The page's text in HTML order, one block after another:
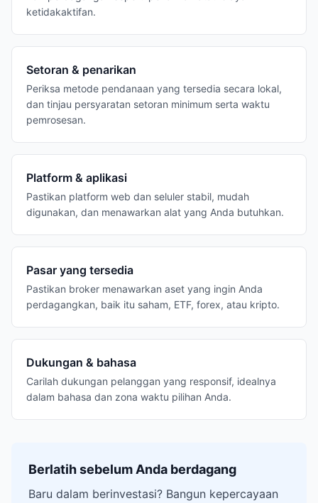
ketidakaktifan.
Setoran & penarikan
Periksa metode pendanaan yang tersedia secara lokal,
dan tinjau persyaratan setoran minimum serta waktu
pemrosesan.
Platform & aplikasi
Pastikan platform web dan seluler stabil, mudah
digunakan, dan menawarkan alat yang Anda butuhkan.
Pasar yang tersedia
Pastikan broker menawarkan aset yang ingin Anda
perdagangkan, baik itu saham, ETF, forex, atau kripto.
Dukungan & bahasa
Carilah dukungan pelanggan yang responsif, idealnya
dalam bahasa dan zona waktu pilihan Anda.
Berlatih sebelum Anda berdagang
Baru dalam berinvestasi? Bangun kepercayaan